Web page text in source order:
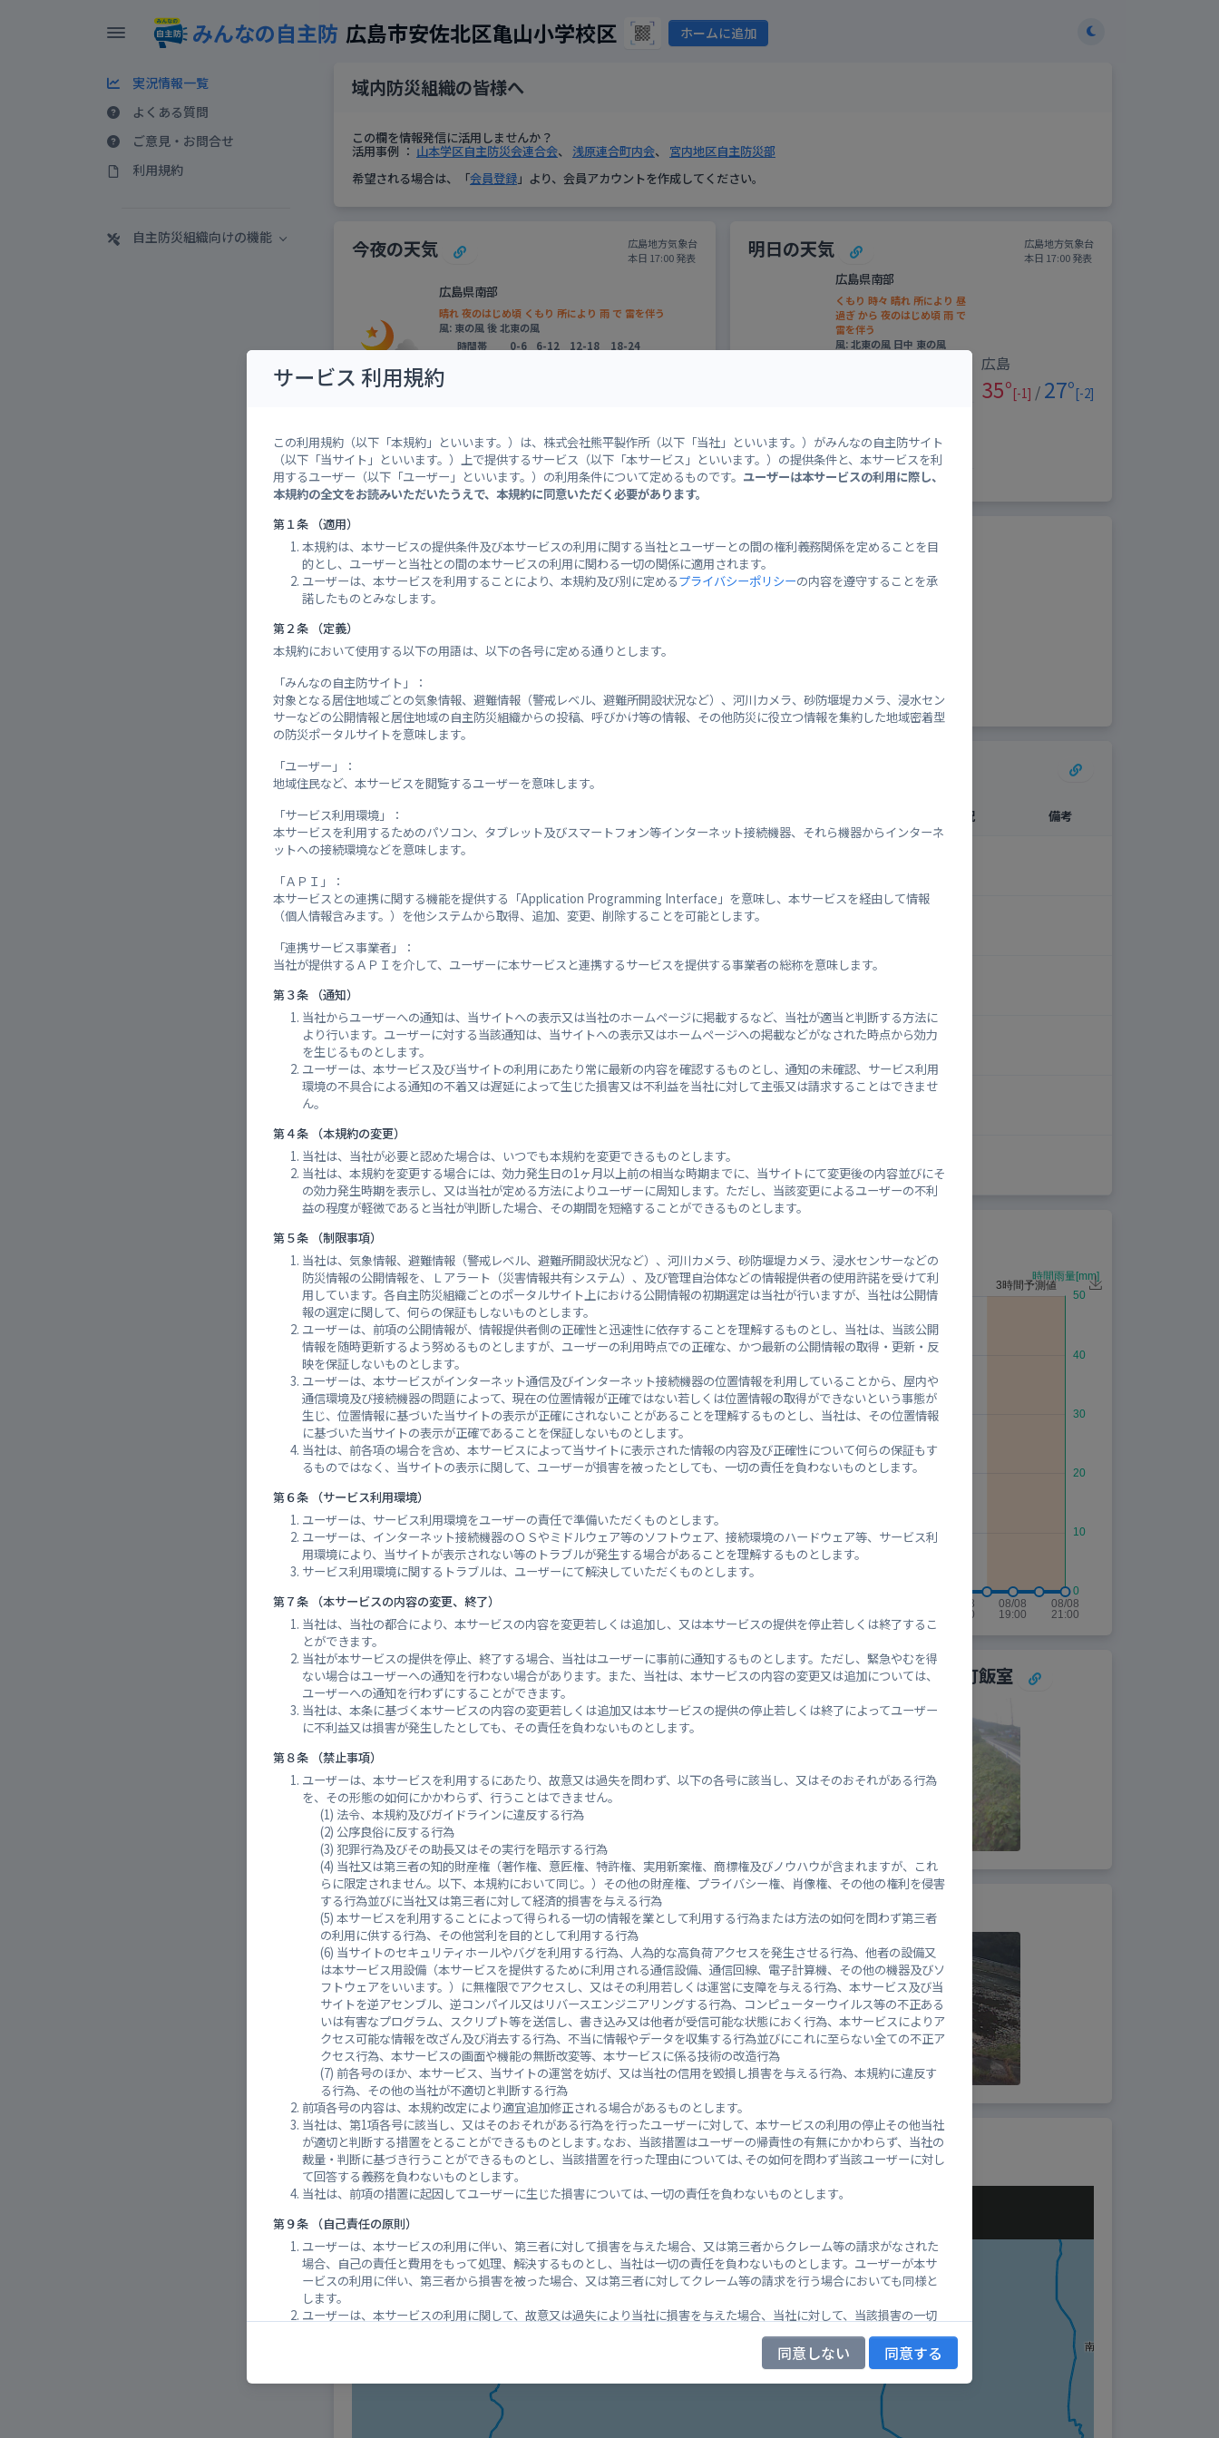
みんなの自主防 広島市安佐北区亀山小学校区 ホームに追加
実況情報一覧
よくある質問
ご意見・お問合せ
利用規約
自主防災組織向けの機能
サービス 利用規約
この利用規約（以下「本規約」といいます。）は、株式会社熊平製作所（以下「当社」といいます。）がみんなの自主防サイト
（以下「当サイト」といいます。）上で提供するサービス（以下「本サービス」といいます。）の提供条件と、本サービスを利
用するユーザー（以下「ユーザー」といいます。）の利用条件について定めるものです。 ユーザーは本サービスの利用に際し、
本規約の全文をお読みいただいたうえで、本規約に同意いただく必要があります。
第１条 （適用）
本規約は、本サービスの提供条件及び本サービスの利用に関する当社とユーザーとの間の権利義務関係を定めることを目
的とし、ユーザーと当社との間の本サービスの利用に関わる一切の関係に適用されます。
ユーザーは、本サービスを利用することにより、本規約及び別に定めるプライバシーポリシーの内容を遵守することを承
諾したものとみなします。
第２条 （定義）
本規約において使用する以下の用語は、以下の各号に定める通りとします。
「みんなの自主防サイト」：
対象となる居住地域ごとの気象情報、避難情報（警戒レベル、避難所開設状況など）、河川カメラ、砂防堰堤カメラ、浸水セン
サーなどの公開情報と居住地域の自主防災組織からの投稿、呼びかけ等の情報、その他防災に役立つ情報を集約した地域密着型
の防災ポータルサイトを意味します。
「ユーザー」：
地域住民など、本サービスを閲覧するユーザーを意味します。
「サービス利用環境」：
本サービスを利用するためのパソコン、タブレット及びスマートフォン等インターネット接続機器、それら機器からインターネ
ットへの接続環境などを意味します。
「ＡＰＩ」：
本サービスとの連携に関する機能を提供する「Application Programming Interface」を意味し、本サービスを経由して情報
（個人情報含みます。）を他システムから取得、追加、変更、削除することを可能とします。
「連携サービス事業者」：
当社が提供するＡＰＩを介して、ユーザーに本サービスと連携するサービスを提供する事業者の総称を意味します。
第３条 （通知）
当社からユーザーへの通知は、当サイトへの表示又は当社のホームページに掲載するなど、当社が適当と判断する方法に
より行います。ユーザーに対する当該通知は、当サイトへの表示又はホームページへの掲載などがなされた時点から効力
を生じるものとします。
ユーザーは、本サービス及び当サイトの利用にあたり常に最新の内容を確認するものとし、通知の未確認、サービス利用
環境の不具合による通知の不着又は遅延によって生じた損害又は不利益を当社に対して主張又は請求することはできませ
ん。
第４条 （本規約の変更）
当社は、当社が必要と認めた場合は、いつでも本規約を変更できるものとします。
当社は、本規約を変更する場合には、効力発生日の1ヶ月以上前の相当な時期までに、当サイトにて変更後の内容並びにそ
の効力発生時期を表示し、又は当社が定める方法によりユーザーに周知します。ただし、当該変更によるユーザーの不利
益の程度が軽微であると当社が判断した場合、その期間を短縮することができるものとします。
第５条 （制限事項）
当社は、気象情報、避難情報（警戒レベル、避難所開設状況など）、河川カメラ、砂防堰堤カメラ、浸水センサーなどの
防災情報の公開情報を、Ｌアラート（災害情報共有システム）、及び管理自治体などの情報提供者の使用許諾を受けて利
用しています。各自主防災組織ごとのポータルサイト上における公開情報の初期選定は当社が行いますが、当社は公開情
報の選定に関して、何らの保証もしないものとします。
ユーザーは、前項の公開情報が、情報提供者側の正確性と迅速性に依存することを理解するものとし、当社は、当該公開
情報を随時更新するよう努めるものとしますが、ユーザーの利用時点での正確な、かつ最新の公開情報の取得・更新・反
映を保証しないものとします。
ユーザーは、本サービスがインターネット通信及びインターネット接続機器の位置情報を利用していることから、屋内や
通信環境及び接続機器の問題によって、現在の位置情報が正確ではない若しくは位置情報の取得ができないという事態が
生じ、位置情報に基づいた当サイトの表示が正確にされないことがあることを理解するものとし、当社は、その位置情報
に基づいた当サイトの表示が正確であることを保証しないものとします。
当社は、前各項の場合を含め、本サービスによって当サイトに表示された情報の内容及び正確性について何らの保証もす
るものではなく、当サイトの表示に関して、ユーザーが損害を被ったとしても、一切の責任を負わないものとします。
第６条 （サービス利用環境）
ユーザーは、サービス利用環境をユーザーの責任で準備いただくものとします。
ユーザーは、インターネット接続機器のＯＳやミドルウェア等のソフトウェア、接続環境のハードウェア等、サービス利
用環境により、当サイトが表示されない等のトラブルが発生する場合があることを理解するものとします。
サービス利用環境に関するトラブルは、ユーザーにて解決していただくものとします。
第７条 （本サービスの内容の変更、終了）
当社は、当社の都合により、本サービスの内容を変更若しくは追加し、又は本サービスの提供を停止若しくは終了するこ
とができます。
当社が本サービスの提供を停止、終了する場合、当社はユーザーに事前に通知するものとします。ただし、緊急やむを得
ない場合はユーザーへの通知を行わない場合があります。また、当社は、本サービスの内容の変更又は追加については、
ユーザーへの通知を行わずにすることができます。
当社は、本条に基づく本サービスの内容の変更若しくは追加又は本サービスの提供の停止若しくは終了によってユーザー
に不利益又は損害が発生したとしても、その責任を負わないものとします。
第８条 （禁止事項）
ユーザーは、本サービスを利用するにあたり、故意又は過失を問わず、以下の各号に該当し、又はそのおそれがある行為
を、その形態の如何にかかわらず、行うことはできません。
法令、本規約及びガイドラインに違反する行為
公序良俗に反する行為
犯罪行為及びその助長又はその実行を暗示する行為
当社又は第三者の知的財産権（著作権、意匠権、特許権、実用新案権、商標権及びノウハウが含まれますが、これ
らに限定されません。以下、本規約において同じ。）その他の財産権、プライバシー権、肖像権、その他の権利を侵害
する行為並びに当社又は第三者に対して経済的損害を与える行為
本サービスを利用することによって得られる一切の情報を業として利用する行為または方法の如何を問わず第三者
の利用に供する行為、その他営利を目的として利用する行為
当サイトのセキュリティホールやバグを利用する行為、人為的な高負荷アクセスを発生させる行為、他者の設備又
は本サービス用設備（本サービスを提供するために利用される通信設備、通信回線、電子計算機、その他の機器及びソ
フトウェアをいいます。）に無権限でアクセスし、又はその利用若しくは運営に支障を与える行為、本サービス及び当
サイトを逆アセンブル、逆コンパイル又はリバースエンジニアリングする行為、コンピューターウイルス等の不正ある
いは有害なプログラム、スクリプト等を送信し、書き込み又は他者が受信可能な状態におく行為、本サービスによりア
クセス可能な情報を改ざん及び消去する行為、不当に情報やデータを収集する行為並びにこれに至らない全ての不正ア
クセス行為、本サービスの画面や機能の無断改変等、本サービスに係る技術の改造行為
前各号のほか、本サービス、当サイトの運営を妨げ、又は当社の信用を毀損し損害を与える行為、本規約に違反す
る行為、その他の当社が不適切と判断する行為
前項各号の内容は、本規約改定により適宜追加修正される場合があるものとします。
当社は、第1項各号に該当し、又はそのおそれがある行為を行ったユーザーに対して、本サービスの利用の停止その他当社
が適切と判断する措置をとることができるものとします｡なお、当該措置はユーザーの帰責性の有無にかかわらず、当社の
裁量・判断に基づき行うことができるものとし、当該措置を行った理由については､その如何を問わず当該ユーザーに対し
て回答する義務を負わないものとします｡
当社は、前項の措置に起因してユーザーに生じた損害については､一切の責任を負わないものとします｡
第９条 （自己責任の原則）
ユーザーは、本サービスの利用に伴い、第三者に対して損害を与えた場合、又は第三者からクレーム等の請求がなされた
場合、自己の責任と費用をもって処理、解決するものとし、当社は一切の責任を負わないものとします。ユーザーが本サ
ービスの利用に伴い、第三者から損害を被った場合、又は第三者に対してクレーム等の請求を行う場合においても同様と
します。
ユーザーは、本サービスの利用に関して、故意又は過失により当社に損害を与えた場合、当社に対して、当該損害の一切
当社は、以下の各号のいずれかに該当し、緊急やむを得ない場合には、ユーザーへの事前の通知又は承諾を要することな
く、本サービスの提供を一時中断することができるものとします。
本サービスのシステム、ネットワークの修正、保守等を行う場合
同意しない 同意する
域内防災組織の皆様へ
この欄を情報発信に活用しませんか？
活用事例 ： 山本学区自主防災会連合会、 浅原連合町内会、 宮内地区自主防災部
希望される場合は、「会員登録」より、会員アカウントを作成してください。
今夜の天気
広島地方気象台
本日 17:00 発表
広島県南部
晴れ 夜のはじめ頃 くもり 所により 雨 で 雷を伴う
風: 東の風 後 北東の風
時間帯
0-6 6-12 12-18
18-24
36°[-1]/29° [±0]
明日の天気
広島地方気象台
本日 17:00 発表
広島県南部
くもり 時々 晴れ 所により 昼
過ぎ から 夜のはじめ頃 雨 で
雷を伴う
風: 北東の風 日中 東の風
確
率
広島
35°[-1] / 27°[-2]
警報・注意報
広島地方気象台
本日 16:58 発表
対象：広島市安佐北区
【継続】雷注意報
【継続】乾燥注意報
警戒レベルと避難情報
混雑状況 備考
可部運動公園管理事務所
亀山児童館 閉鎖中
亀山小学校 閉鎖中
雨量実況 南原（国）(広島市) 観測所
太田川25.5ｋｍ左岸 鈴張川/広島市安佐北区安佐町飯室
太田川22.7ｋｍ右岸 太田川19.87ｋｍ右岸
各施設の位置